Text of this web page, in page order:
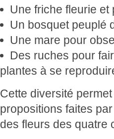
Une friche fleurie et
Un bosquet peuplé
Une mare pour
Des ruches pour
plantes à se
Cette diversité
propositions faites
des fleurs des quatre